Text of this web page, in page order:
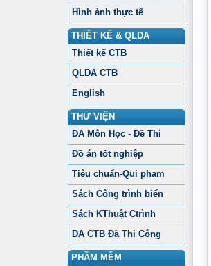
Hình ảnh thực tế
THIẾT KẾ & QLDA
Thiết kế CTB
QLDA CTB
English
THƯ VIỆN
ĐA Môn Học - Đề Thi
Đồ án tốt nghiệp
Tiêu chuẩn-Qui phạm
Sách Công trình biển
Sách KThuật Ctrình
DA CTB Đã Thi Công
PHẦM MỀM